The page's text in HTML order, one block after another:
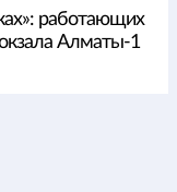
работающих
Алматы-1